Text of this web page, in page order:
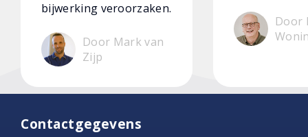
bijwerking veroorzaken.
Door Mark van
Zijp
Door
Contactgegevens